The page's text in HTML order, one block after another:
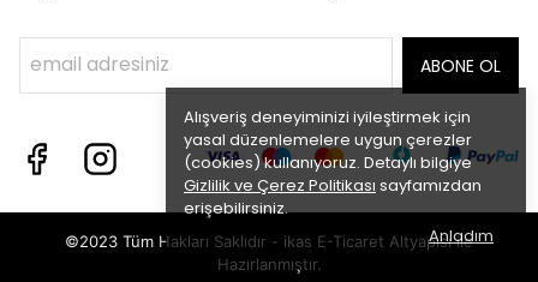
Alışveriş deneyiminizi iyileştirmek için
yasal düzenlemelere uygun çerezler
(cookies) kullanıyoruz. Detaylı bilgiye
Gizlilik ve Çerez Politikası sayfamızdan
erişebilirsiniz.
Anladım
ABONE OL
©2023 Tüm Hakları Saklıdır - ikas E-Ticaret Altyapısı ile
Hazırlanmıştır.